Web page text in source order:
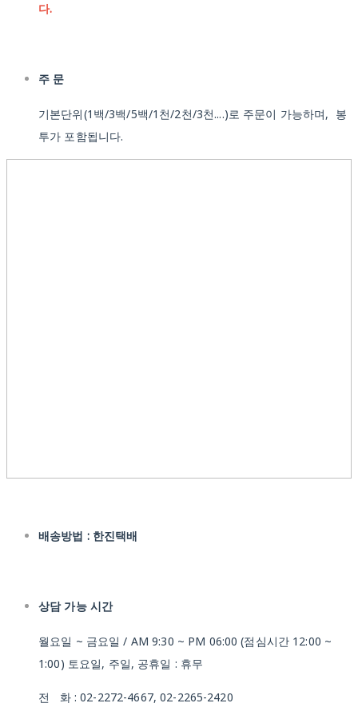
다.
주 문
기본단위(1백/3백/5백/1천/2천/3천....)로 주문이 가능하며, 봉
투가 포함됩니다.
배송방법 : 한진택배
상담 가능 시간
월요일 ~ 금요일 / AM 9:30 ~ PM 06:00 (점심시간 12:00 ~
1:00) 토요일, 주일, 공휴일 : 휴무
전 화 : 02-2272-4667, 02-2265-2420